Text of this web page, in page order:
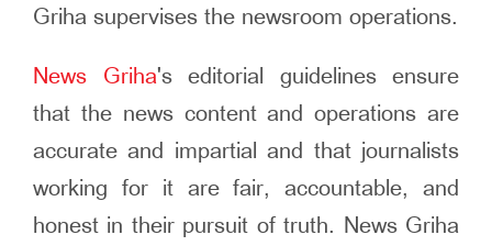
Griha supervises the newsroom operations.
News Griha's editorial guidelines ensure
that the news content and operations are
accurate and impartial and that journalists
working for it are fair, accountable, and
honest in their pursuit of truth. News Griha